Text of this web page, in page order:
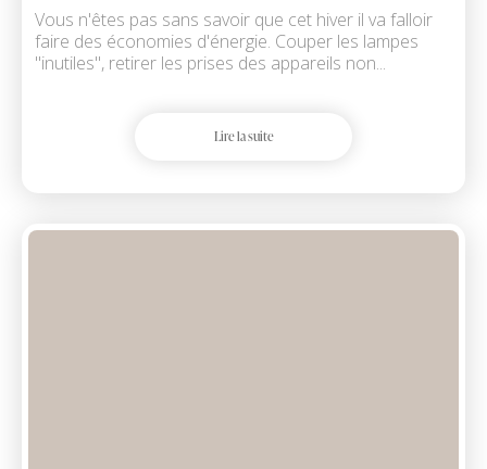
Vous n'êtes pas sans savoir que cet hiver il va falloir
faire des économies d'énergie. Couper les lampes
"inutiles", retirer les prises des appareils non...
Lire la suite